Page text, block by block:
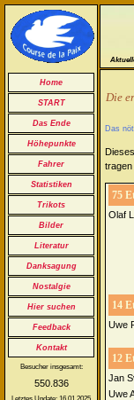
Home
START
Das Ende
Höhepunkte
Fahrer
Statistiken
Trikots
Bilder
Literatur
Danksagung
Nostalgie
Hier suchen
Feedback
Kontakt
Besucher insgesamt:
550.836
Die
Das
75
Olaf
14
Uwe
12
Jan
Uwe